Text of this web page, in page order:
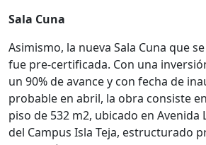
Sala Cuna
Asimismo, la nueva Sala Cuna que
fue pre-certificada. Con una
un 90% de avance y con fecha de
probable en abril, la obra consiste
piso de 532 m2, ubicado en Avenida
del Campus Isla Teja, estructurado